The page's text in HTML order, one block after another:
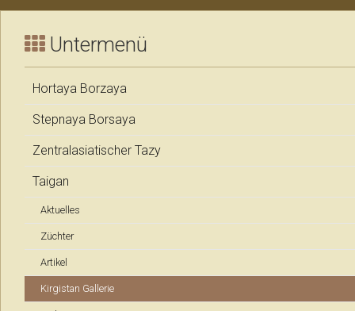
Untermenü
Hortaya Borzaya
Stepnaya Borsaya
Zentralasiatischer Tazy
Taigan
Aktuelles
Züchter
Artikel
Kirgistan Gallerie